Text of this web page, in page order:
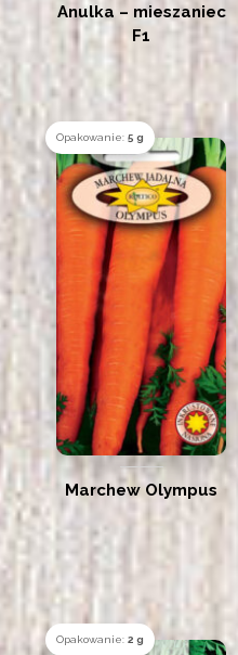
Anulka – mieszaniec
F1
Opakowanie:5 g
Marchew Olympus
Opakowanie:2 g